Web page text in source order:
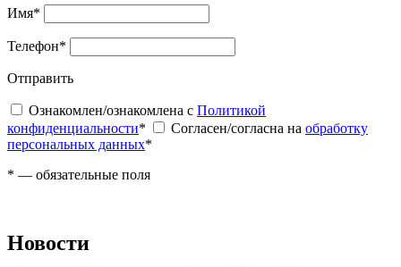
Имя*
Телефон*
Отправить
Ознакомлен/ознакомлена с Политикой
конфиденциальности* Согласен/согласна на обработку
персональных данных*
* — обязательные поля
Новости